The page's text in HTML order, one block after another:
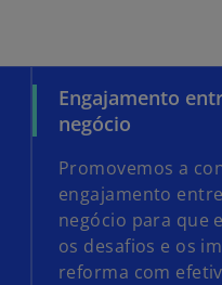
Engajamento
negócio
Promovemos a
engajamento
negócio para que
os desafios e os
reforma com